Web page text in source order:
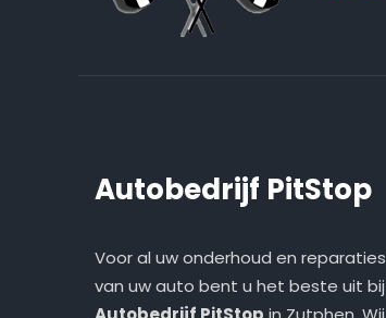
Autobedrijf PitStop
Voor al uw onderhoud en reparaties
van uw auto bent u het beste uit bij